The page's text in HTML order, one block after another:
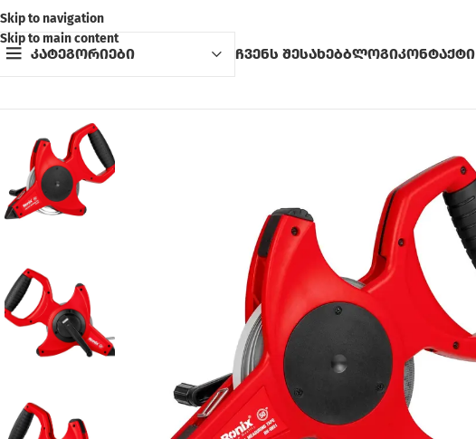
Skip to navigation
Skip to main content
კატეგორიები ჩვენს შესახებბლოგიკონტაქტი